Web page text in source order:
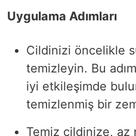
Uygulama Adımları
Cildinizi öncelikle
temizleyin. Bu
iyi etkileşimde
temizlenmiş bir
Temiz cildinize, az